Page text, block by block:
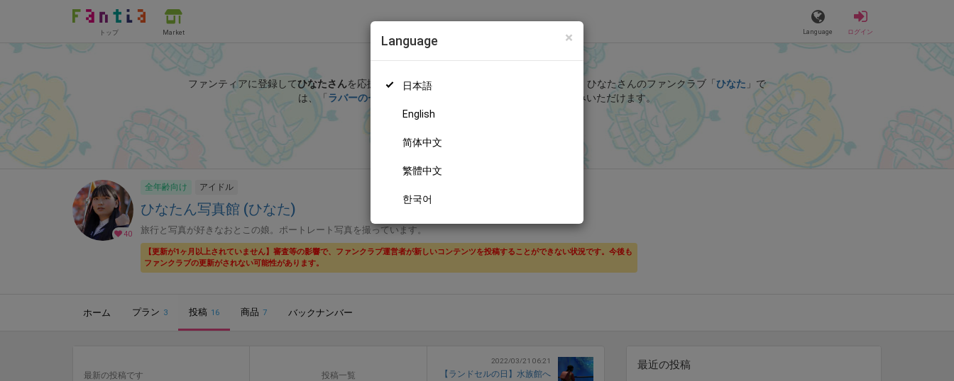
トップ Market Language ログイン
×
Language
日本語
English
简体中文
繁體中文
한국어
ひなたん写真館 (ひなた)
ファンティアに登録してひなたさんを応援しよう！現在 ひなたさんのファンクラブ「 ひなた 」で
は、「 ラバーのセーラー服 」などの特別なコンテンツをお楽しみいただけます。
40
全年齢向け アイドル
ひなたん写真館 (ひなた)
旅行と写真が好きなおとこの娘。ポートレート写真を撮っています。
【更新が1ヶ月以上されていません】審査等の影響で、ファンクラブ運営者が新しいコンテンツを投稿することができない状況です。今後も
ファンクラブの更新がされない可能性があります。
ホーム プラン 3 投稿 16 商品 7 バックナンバー
最新の投稿です 投稿一覧
2022/03/21 06:21
【ランドセルの日】水族館へ
最近の投稿